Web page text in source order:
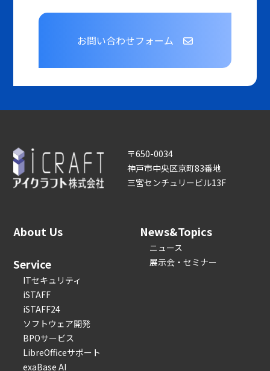
お問い合わせフォーム
〒650-0034
神戸市中央区京町83番地
三宮センチュリービル13F
About Us
Service
ITセキュリティ
iSTAFF
iSTAFF24
ソフトウェア開発
BPOサービス
LibreOfficeサポート
exaBase AI
News&Topics
ニュース
展示会・セミナー